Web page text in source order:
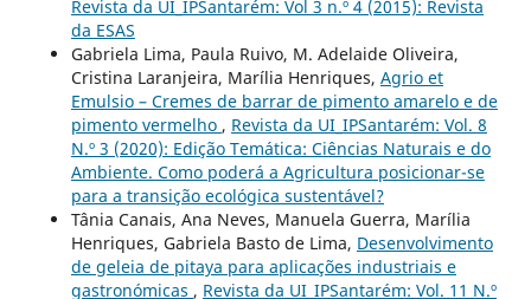
Revista da UI_IPSantarém: Vol 3 n.º 4 (2015): Revista
da ESAS
Gabriela Lima, Paula Ruivo, M. Adelaide Oliveira,
Cristina Laranjeira, Marília Henriques, Agrio et
Emulsio – Cremes de barrar de pimento amarelo e de
pimento vermelho , Revista da UI_IPSantarém: Vol. 8
N.º 3 (2020): Edição Temática: Ciências Naturais e do
Ambiente. Como poderá a Agricultura posicionar-se
para a transição ecológica sustentável?
Tânia Canais, Ana Neves, Manuela Guerra, Marília
Henriques, Gabriela Basto de Lima, Desenvolvimento
de geleia de pitaya para aplicações industriais e
gastronómicas , Revista da UI_IPSantarém: Vol. 11 N.º